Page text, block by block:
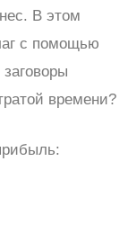
В этом
с помощью
времени?